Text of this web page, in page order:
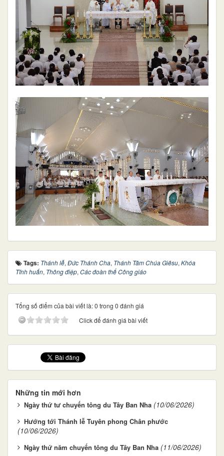
Tags: Thánh lễ, Đức Thánh Cha, Thánh Tâm Chúa Giêsu, Khóa
Tĩnh huấn, Thông điệp, Các đoàn thể Công giáo
Tổng số điểm của bài viết là: 0 trong 0 đánh giá
Click để đánh giá bài viết
Những tin mới hơn
Ngày thứ tư chuyến tông du Tây Ban Nha (10/06/2026)
Hướng tới Thánh lễ Tuyên phong Chân phước
(10/06/2026)
Ngày thứ năm chuyến tông du Tây Ban Nha (11/06/2026)